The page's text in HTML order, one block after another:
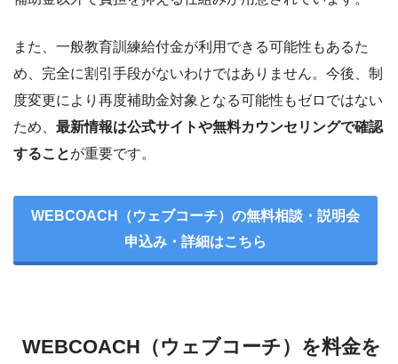
また、一般教育訓練給付金が利用できる可能性もあるた
め、完全に割引手段がないわけではありません。今後、制
度変更により再度補助金対象となる可能性もゼロではない
ため、 最新情報は公式サイトや無料カウンセリングで確認
することが重要です。
WEBCOACH（ウェブコーチ）の無料相談・説明会
申込み・詳細はこちら
WEBCOACH（ウェブコーチ）を料金を